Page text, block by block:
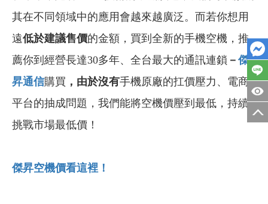
其在不同領域中的應用會越來越廣泛。而若你想用
遠低於建議售價的金額，買到全新的手機空機，推
薦你到經營長達30多年、全台最大的通訊連鎖 － 傑
昇通信購買 ，由於沒有手機原廠的扛價壓力、電商
平台的抽成問題，我們能將空機價壓到最低，持續
挑戰市場最低價！
傑昇空機價看這裡！